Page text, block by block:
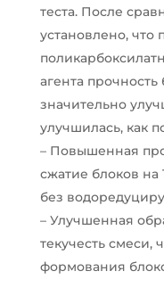
теста. После
установлено, что
агента
значительно
улучшилась, как
– Повышенная
сжатие блоков на
без
– Улучшенная
текучесть смеси,
формования